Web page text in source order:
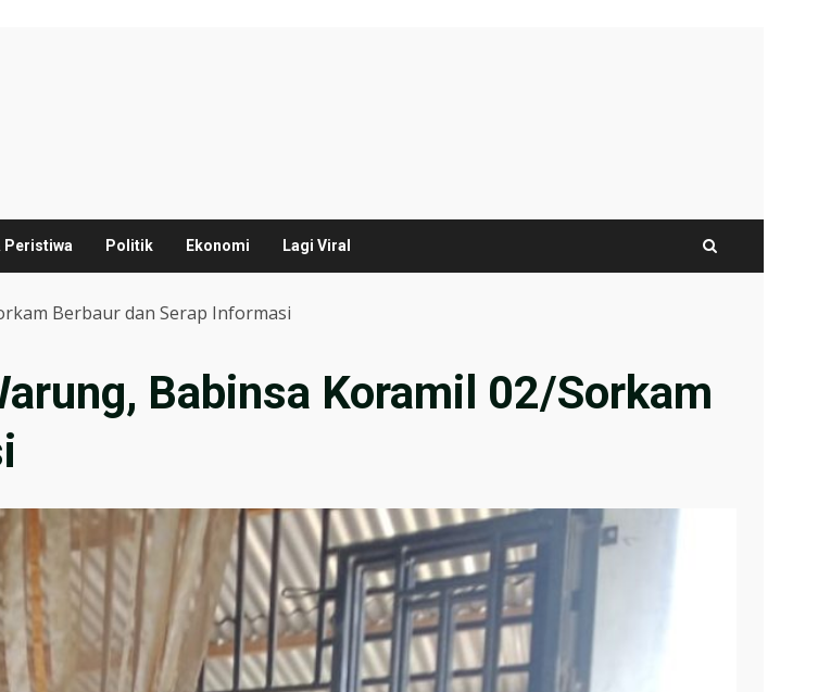
Peristiwa Politik Ekonomi Lagi Viral
Berbaur dan Serap Informasi
Babinsa Koramil 02/Sorkam